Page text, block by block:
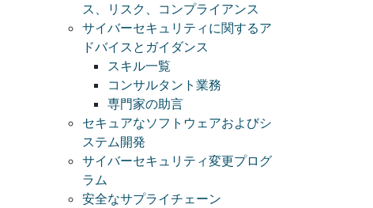
ス、リスク、コンプライアンス
サイバーセキュリティに関するア
ドバイスとガイダンス
スキル一覧
コンサルタント業務
専門家の助言
セキュアなソフトウェアおよびシ
ステム開発
サイバーセキュリティ変更プログ
ラム
安全なサプライチェーン